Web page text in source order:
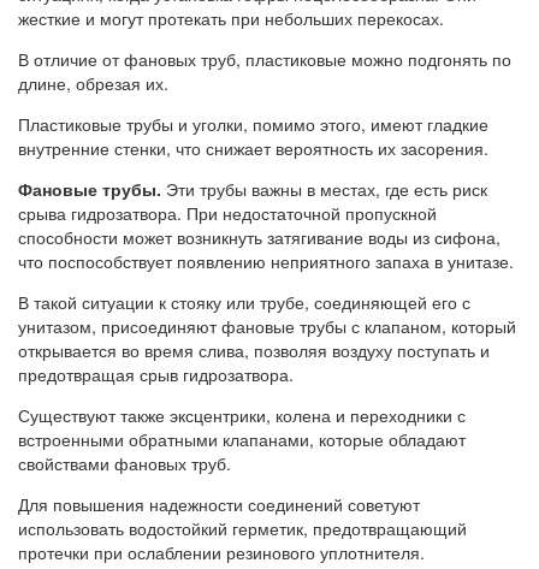
жесткие и могут протекать при небольших перекосах.
В отличие от фановых труб, пластиковые можно подгонять по
длине, обрезая их.
Пластиковые трубы и уголки, помимо этого, имеют гладкие
внутренние стенки, что снижает вероятность их засорения.
Фановые трубы. Эти трубы важны в местах, где есть риск
срыва гидрозатвора. При недостаточной пропускной
способности может возникнуть затягивание воды из сифона,
что поспособствует появлению неприятного запаха в унитазе.
В такой ситуации к стояку или трубе, соединяющей его с
унитазом, присоединяют фановые трубы с клапаном, который
открывается во время слива, позволяя воздуху поступать и
предотвращая срыв гидрозатвора.
Существуют также эксцентрики, колена и переходники с
встроенными обратными клапанами, которые обладают
свойствами фановых труб.
Для повышения надежности соединений советуют
использовать водостойкий герметик, предотвращающий
протечки при ослаблении резинового уплотнителя.